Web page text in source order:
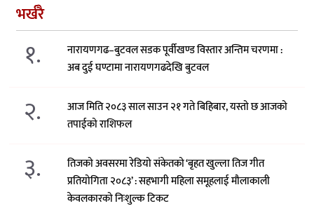
भर्खरै
१.
नारायणगढ–बुटवल सडक पूर्वीखण्ड विस्तार अन्तिम चरणमा :
अब दुई घण्टामा नारायणगढदेखि बुटवल
२.
आज मिति २०८३ साल साउन २१ गते बिहिबार, यस्तो छ आजको
तपाईको राशिफल
३.
तिजको अवसरमा रेडियो संकेतको ‘बृहत खुल्ला तिज गीत
प्रतियोगिता २०८३’ : सहभागी महिला समूहलाई मौलाकाली
केवलकारको निःशुल्क टिकट